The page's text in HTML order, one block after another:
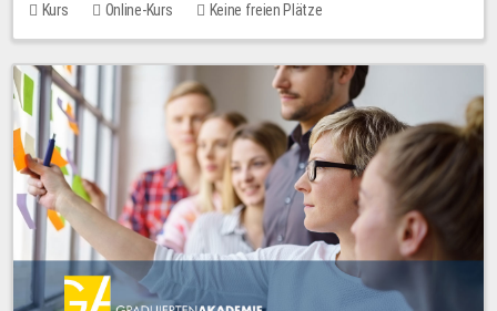
Kurs Online-Kurs Keine freien Plätze